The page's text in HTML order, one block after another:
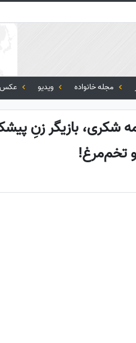
مجله خانواده ویدیو عکس
روایت فاطمه شکری،
تخم‌مرغ!